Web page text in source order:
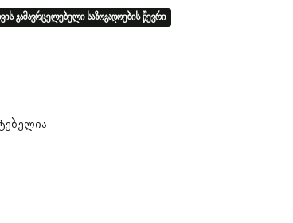
გამავრცელებელი საზოგადოების წევრი